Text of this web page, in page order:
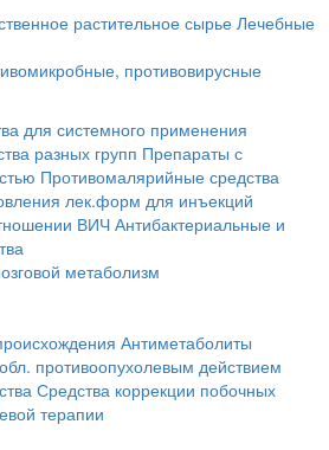
растительное сырье Лечебные
противовирусные
для системного применения
разных групп Препараты с
Противомалярийные средства
лек.форм для инъекций
ВИЧ Антибактериальные и
метаболизм
Антиметаболиты
противоопухолевым действием
Средства коррекции побочных
терапии